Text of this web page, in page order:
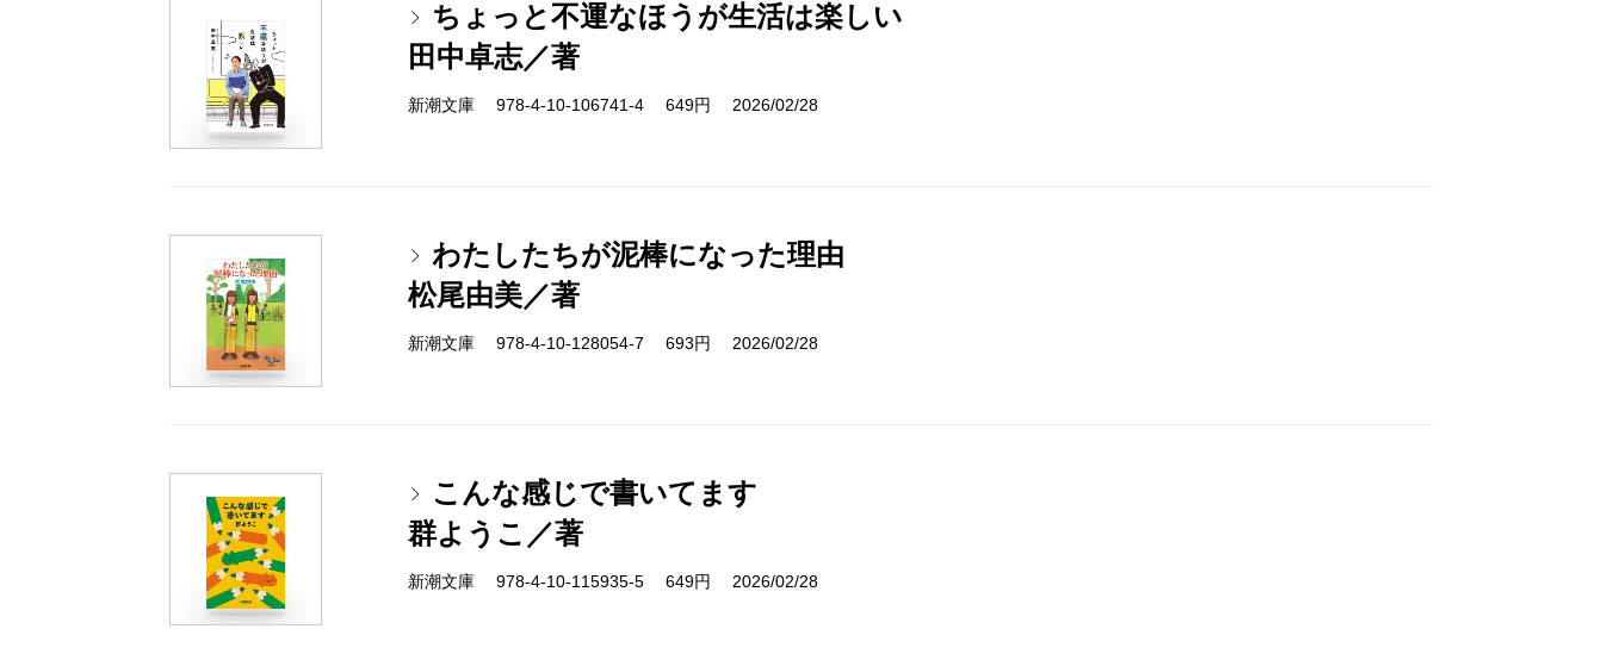
ちょっと不運なほうが生活は楽しい
田中卓志／著
新潮文庫 978-4-10-106741-4 649円 2026/02/28
わたしたちが泥棒になった理由
松尾由美／著
新潮文庫 978-4-10-128054-7 693円 2026/02/28
こんな感じで書いてます
群ようこ／著
新潮文庫 978-4-10-115935-5 649円 2026/02/28